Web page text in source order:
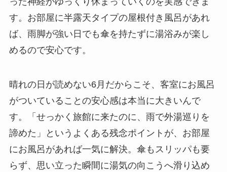
す。お部屋に半露天タイプの屋根付き風呂があれ
ば、雨脚が強い日でも傘を持たずに湯浴みが楽し
めるので安心です。
晴れの日が読めない6月だからこそ、客室にお風呂
がついていることの安心感は本当に大きいんで
す。「せっかく旅館に来たのに、雨で外湯巡りを
諦めた」というよくある残念ポイントが、お部屋
にお風呂があれば一気に解決。傘もスリッパも要
らず、思い立った瞬間に湯気の向こうへ滑り込め